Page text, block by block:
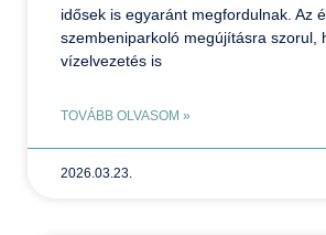
idősek is egyaránt megfordulnak. Az
szembeniparkoló megújításra szorul,
vízelvezetés is
TOVÁBB OLVASOM »
2026.03.23.